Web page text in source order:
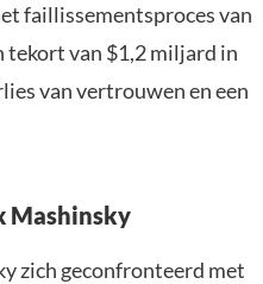
faillissementsproces van
tekort van $1,2 miljard in
van vertrouwen en een
Mashinsky
zich geconfronteerd met